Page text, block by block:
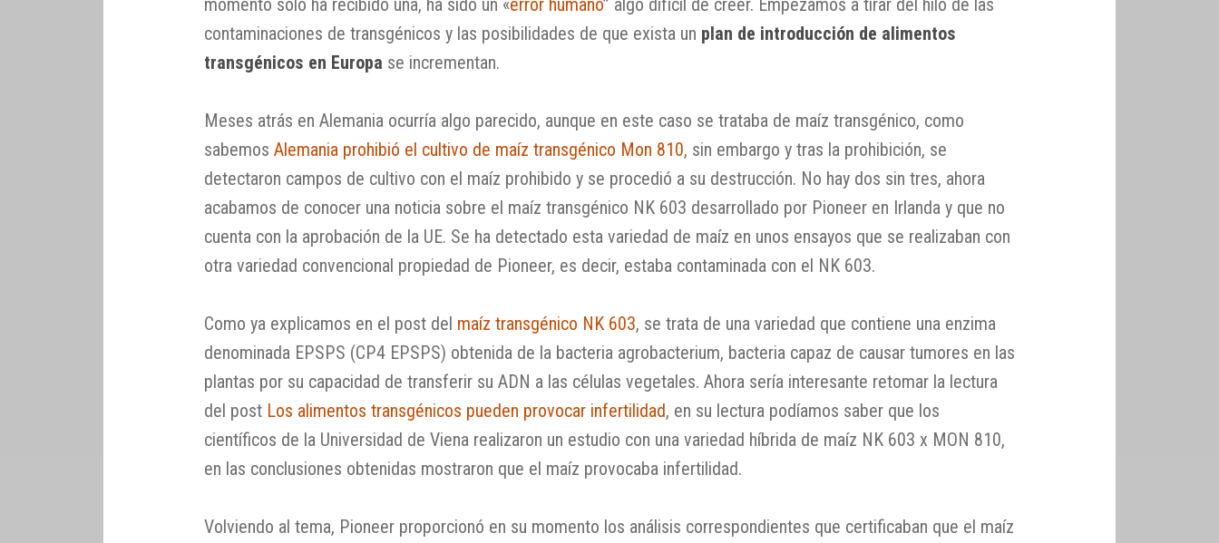
momento sólo ha recibido una, ha sido un «error humano” algo difícil de creer. Empezamos a tirar del hilo de las
contaminaciones de transgénicos y las posibilidades de que exista un plan de introducción de alimentos
transgénicos en Europa se incrementan.
Meses atrás en Alemania ocurría algo parecido, aunque en este caso se trataba de maíz transgénico, como
sabemos Alemania prohibió el cultivo de maíz transgénico Mon 810, sin embargo y tras la prohibición, se
detectaron campos de cultivo con el maíz prohibido y se procedió a su destrucción. No hay dos sin tres, ahora
acabamos de conocer una noticia sobre el maíz transgénico NK 603 desarrollado por Pioneer en Irlanda y que no
cuenta con la aprobación de la UE. Se ha detectado esta variedad de maíz en unos ensayos que se realizaban con
otra variedad convencional propiedad de Pioneer, es decir, estaba contaminada con el NK 603.
Como ya explicamos en el post del maíz transgénico NK 603, se trata de una variedad que contiene una enzima
denominada EPSPS (CP4 EPSPS) obtenida de la bacteria agrobacterium, bacteria capaz de causar tumores en las
plantas por su capacidad de transferir su ADN a las células vegetales. Ahora sería interesante retomar la lectura
del post Los alimentos transgénicos pueden provocar infertilidad, en su lectura podíamos saber que los
científicos de la Universidad de Viena realizaron un estudio con una variedad híbrida de maíz NK 603 x MON 810,
en las conclusiones obtenidas mostraron que el maíz provocaba infertilidad.
Volviendo al tema, Pioneer proporcionó en su momento los análisis correspondientes que certificaban que el maíz